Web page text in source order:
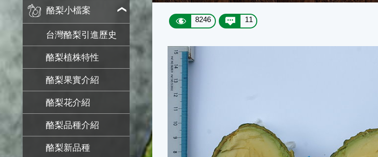
酪梨小檔案
台灣酪梨引進歷史
酪梨植株特性
酪梨果實介紹
酪梨花介紹
酪梨品種介紹
酪梨新品種
8246 11